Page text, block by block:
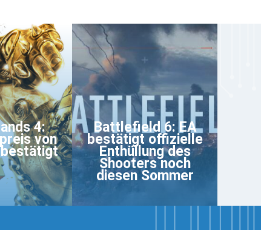
4:
von
Battlefield 6: EA
bestätigt offizielle
Enthüllung des
Shooters noch
diesen Sommer